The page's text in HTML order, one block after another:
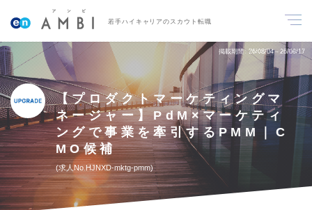
若手ハイキャリアのスカウト転職
掲載期間 26/08/04～26/08/17
【プロダクトマーケティングマ
ネージャー】PdM×マーケティ
ングで事業を牽引するPMM｜C
MO候補
求人No.HJNXD-mktg-pmm